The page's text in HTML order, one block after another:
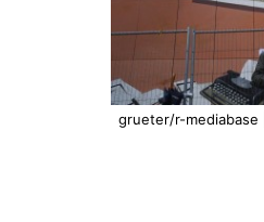
grueter/r-mediabase |